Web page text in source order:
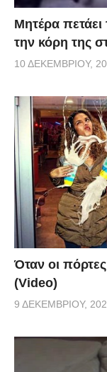
Μητέρα πετάει
την κόρη της
10 ΔΕΚΕΜΒΡΊΟΥ,
Όταν οι
(Video)
9 ΔΕΚΕΜΒΡΊΟΥ,